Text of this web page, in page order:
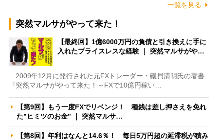
一覧を見る
突然マルサがやって来た！
【最終回】1億6000万円の負債と引き換えに手に
入れたプライスレスな経験 ｜ 突然マルサがや…
2009年12月に発行された元FXトレーダー・磯貝清明氏の著書
『突然マルサがやって来た！～FXで10億円稼い…
【第9回】もう一度FXでリベンジ！ 種銭は差し押さえを免れ
た”ヒミツのお金” ｜ 突然マルサ…
【第8回】年利はなんと14.6％！ 毎日5万円超の延滞税が積み